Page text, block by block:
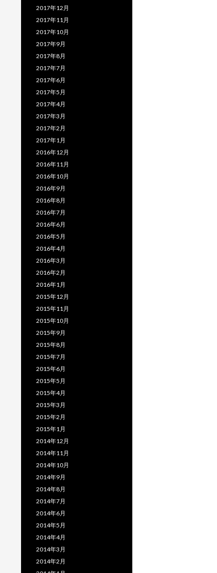
2017年12月
2017年11月
2017年10月
2017年9月
2017年8月
2017年7月
2017年6月
2017年5月
2017年4月
2017年3月
2017年2月
2017年1月
2016年12月
2016年11月
2016年10月
2016年9月
2016年8月
2016年7月
2016年6月
2016年5月
2016年4月
2016年3月
2016年2月
2016年1月
2015年12月
2015年11月
2015年10月
2015年9月
2015年8月
2015年7月
2015年6月
2015年5月
2015年4月
2015年3月
2015年2月
2015年1月
2014年12月
2014年11月
2014年10月
2014年9月
2014年8月
2014年7月
2014年6月
2014年5月
2014年4月
2014年3月
2014年2月